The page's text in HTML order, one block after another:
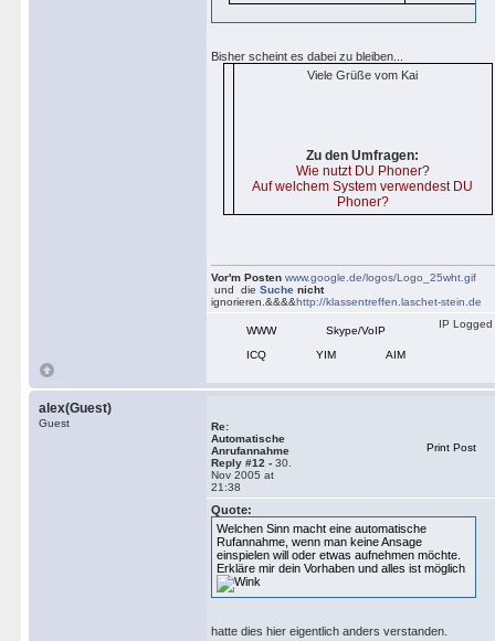
Bisher scheint es dabei zu bleiben...
Viele Grüße vom Kai
Zu den Umfragen:
Wie nutzt DU Phoner?
Auf welchem System verwendest DU
Phoner?
Vor'm Posten www.google.de/logos/Logo_25wht.gif
und die Suche nicht
ignorieren.&&&&http://klassentreffen.laschet-stein.de
WWW
Skype/VoIP
ICQ
YIM AIM
IP Logged
alex(Guest)
Guest
Re:
Automatische
Anrufannahme
Reply #12 - 30.
Nov 2005 at
21:38
Print Post
Quote:
Welchen Sinn macht eine automatische
Rufannahme, wenn man keine Ansage
einspielen will oder etwas aufnehmen möchte.
Erkläre mir dein Vorhaben und alles ist möglich
hatte dies hier eigentlich anders verstanden.